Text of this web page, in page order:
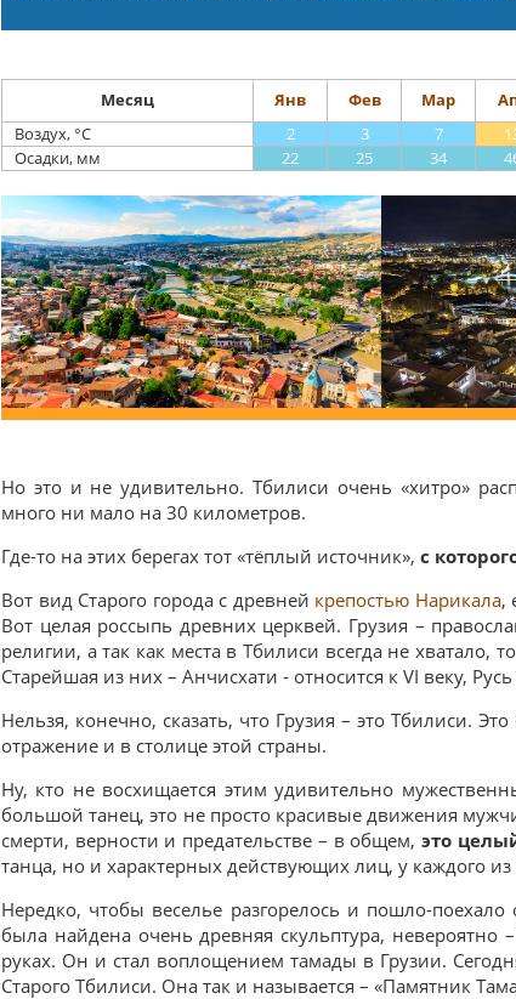
Месяц Янв Фев Мар
Воздух, °С
2 3 7
Осадки, мм
22 25 34
Но это и не удивительно. Тбилиси очень «хитро»
много ни мало на 30 километров.
Где-то на этих берегах тот «тёплый источник», с
Вот вид Старого города с древней крепостью Нарикала,
Вот целая россыпь древних церквей. Грузия –
религии, а так как места в Тбилиси всегда не хватало,
Старейшая из них – Анчисхати - относится к VI веку,
Нельзя, конечно, сказать, что Грузия – это Тбилиси.
отражение и в столице этой страны.
Ну, кто не восхищается этим удивительно
большой танец, это не просто красивые движения
смерти, верности и предательстве – в общем, это
танца, но и характерных действующих лиц, у каждого из
Нередко, чтобы веселье разгорелось и пошло-
была найдена очень древняя скульптура,
руках. Он и стал воплощением тамады в Грузии.
Старого Тбилиси. Она так и называется – «Памятник